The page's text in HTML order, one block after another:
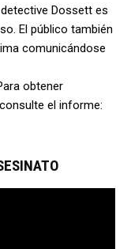
Dossett es
El público también
comunicándose
obtener
el informe: